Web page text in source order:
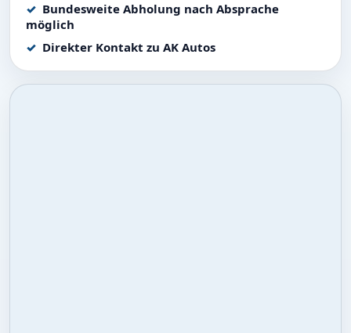
Bundesweite Abholung nach Absprache
möglich
Direkter Kontakt zu AK Autos